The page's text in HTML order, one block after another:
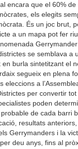
encara que el 60% de
els elegits
És un joc brut,
a un mapa pot fer
se semblava a
en burla sintetitzant el
segueix en plena
eleccions a
per convertir tot
poden
de cada barri
resultats
Gerrymanders i la
deu anys, fins al